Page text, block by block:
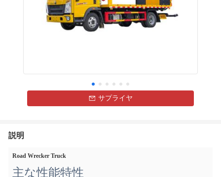
サプライヤ
説明
Road Wrecker Truck
主な性能特性